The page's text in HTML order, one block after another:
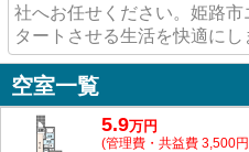
社へお任せください。姫路
タートさせる生活を快適にし
空室一覧
5.9万円
(管理費・共益費 3,500